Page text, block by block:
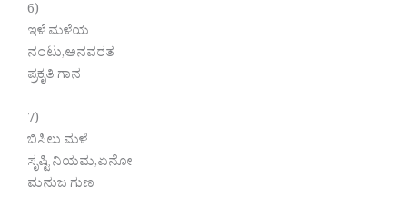
6)
ಇಳೆ ಮಳೆಯ
ನಂಟು,ಅನವರತ
ಪ್ರಕೃತಿ ಗಾನ
7)
ಬಿಸಿಲು ಮಳೆ
ಸೃಷ್ಟಿ ನಿಯಮ,ಏನೋ
ಮನುಜ ಗುಣ